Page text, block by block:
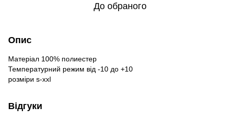
До обраного
Опис
Матеріал 100% полиестер
Температурний режим від -10 до +10
розміри s-xxl
Відгуки